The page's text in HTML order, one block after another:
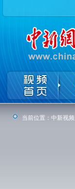
当前位置： 中新视频